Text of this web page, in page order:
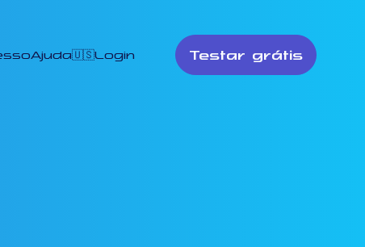
Ajuda🇺🇸Login Testar grátis